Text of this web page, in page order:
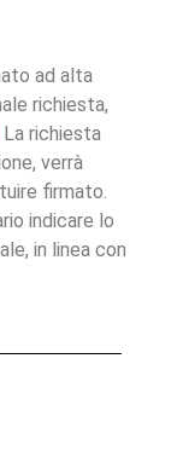
ad alta
richiesta,
La richiesta
verrà
firmato.
indicare lo
in linea con